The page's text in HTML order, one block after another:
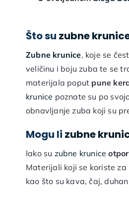
Što su zubne
Zubne krunice, koje se
veličinu i boju zuba te se
materijala poput pune
krunice poznate su po
obnavljanje zuba koji su
Mogu li zubne
Iako su zubne krunice
Materijali koji se koriste
kao što su kava, čaj,